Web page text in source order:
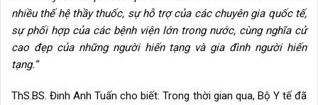
nhiều thế hệ thầy thuốc, sự hỗ trợ của các chuyên gia quốc tế,
sự phối hợp của các bệnh viện lớn trong nước, cùng nghĩa cử
cao đẹp của những người hiến tạng và gia đình người hiến
tạng.”
ThS.BS. Đinh Anh Tuấn cho biết: Trong thời gian qua, Bộ Y tế đã